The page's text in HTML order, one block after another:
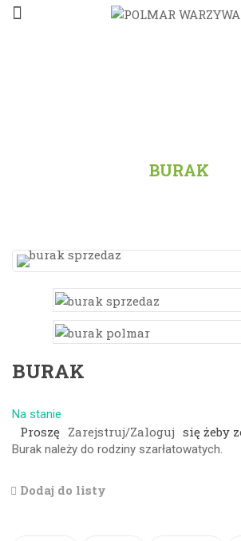
BURAK
BURAK
Na stanie
Proszę Zarejstruj/Zaloguj się żeby
Burak należy do rodziny szarłatowatych.
Dodaj do listy